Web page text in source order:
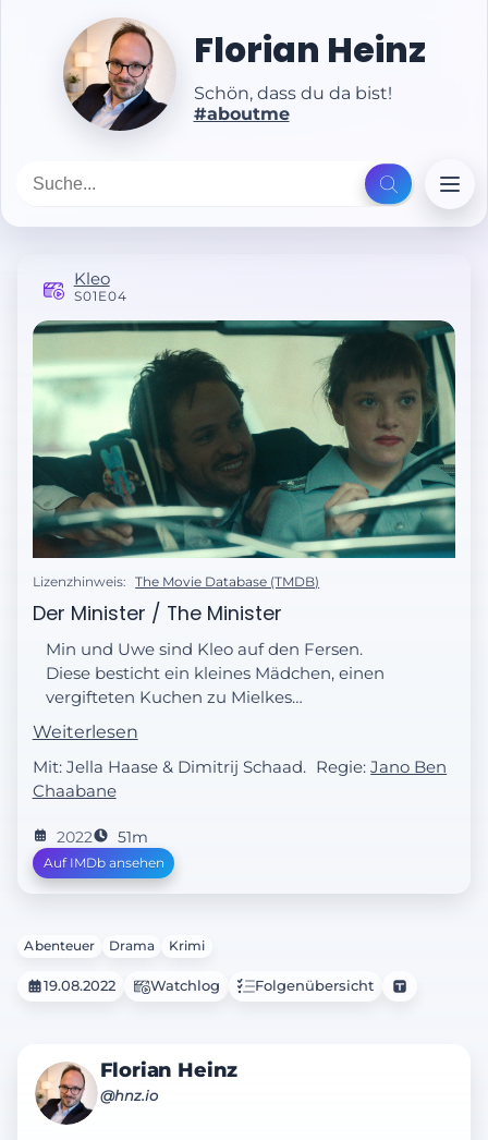
Florian Heinz
Schön, dass du da bist!
#aboutme
Kleo
S01E04
Lizenzhinweis: The Movie Database (TMDB)
Der Minister / The Minister
Min und Uwe sind Kleo auf den Fersen.
Diese besticht ein kleines Mädchen, einen
vergifteten Kuchen zu Mielkes
Gefängniszelle zu bringen. Dann bringt Kleo
einen Brief ans Licht.
Weiterlesen
Mit: Jella Haase & Dimitrij Schaad. Regie:Jano Ben
Chaabane
2022 51m
Auf IMDb ansehen
Abenteuer Drama Krimi
19.08.2022 Watchlog Folgenübersicht
Florian Heinz
@hnz.io